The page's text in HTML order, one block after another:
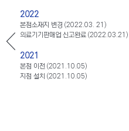
2022
본점소재지 변경 (2022.03. 21)
의료기기판매업 신고완료(2022.03.21)
2021
본점 이전(2021.10.05)
지점 설치 (2021.10.05)